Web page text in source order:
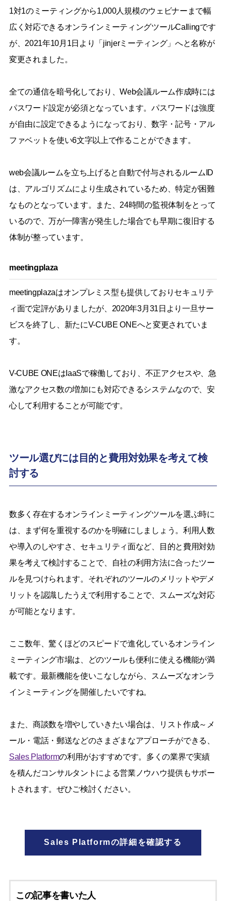
1対1のミーティングから1,000人規模のウェビナーまで幅
広く対応できるオンラインミーティングツールCallingです
が、2021年10月1日より「​​jinjerミーティング」へと名称が
変更されました。
全ての通信を暗号化しており、Web会議ルーム作成時には
パスワード設定が必須となっています。パスワードは強度
が自由に設定できるようになっており、数字・記号・アル
ファベットを使い6文字以上で作ることができます。
web会議ルームを立ち上げると自動で付与されるルームID
は、アルゴリズムにより生成されているため、特定が困難
なものとなっています。また、24時間の監視体制をとって
いるので、万が一障害が発生した場合でも早期に復旧する
体制が整っています。
meetingplaza
meetingplazaはオンプレミス型も提供しておりセキュリテ
ィ面で定評がありましたが、2020年3月31日より一旦サー
ビスを終了し、新たにV-CUBE ONEへと変更されていま
す。
V-CUBE ONEはIaaSで稼働しており、不正アクセスや、急
激なアクセス数の増加にも対応できるシステムなので、安
心して利用することが可能です。
ツール選びには目的と費用対効果を考えて検
討する
数多く存在するオンラインミーティングツールを選ぶ時に
は、まず何を重視するのかを明確にしましょう。利用人数
や導入のしやすさ、セキュリティ面など、目的と費用対効
果を考えて検討することで、自社の利用方法に合ったツー
ルを見つけられます。それぞれのツールのメリットやデメ
リットを認識したうえで利用することで、スムーズな対応
が可能となります。
ここ数年、驚くほどのスピードで進化しているオンライン
ミーティング市場は、どのツールも便利に使える機能が満
載です。最新機能を使いこなしながら、スムーズなオンラ
インミーティングを開催したいですね。
また、商談数を増やしていきたい場合は、リスト作成～メ
ール・電話・郵送などのさまざまなアプローチができる、
Sales Platformの利用がおすすめです。多くの業界で実績
を積んだコンサルタントによる営業ノウハウ提供もサポー
トされます。ぜひご検討ください。
Sales Platformの詳細を確認する
この記事を書いた人